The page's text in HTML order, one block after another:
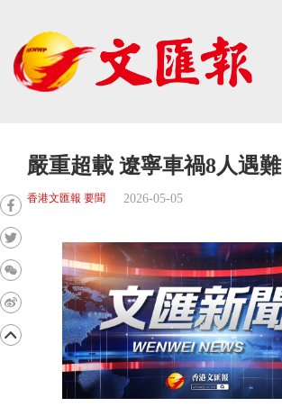
嚴重超載 遼寧車禍8人遇難
香港文匯報 要聞 2026-05-05